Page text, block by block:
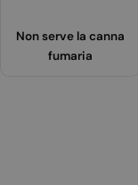
Non serve la canna
fumaria